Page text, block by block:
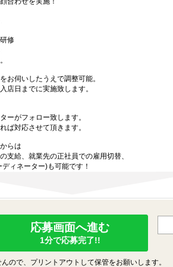
修
お伺いしたうえで調整可能。
店日までに実施致します。
ーがフォロー致します。
ば対応させて頂きます。
らは
支給、就業先の正社員での雇用切替、
ィネーター)も可能です！
応募画面へ進む
1分で応募完了!!
ので、プリントアウトして保管をお願いします。